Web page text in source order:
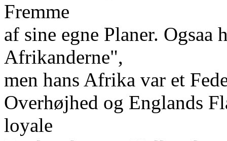
Fremme
af sine egne Planer.
Afrikanderne",
men hans Afrika var et
Overhøjhed og Englands
loyale